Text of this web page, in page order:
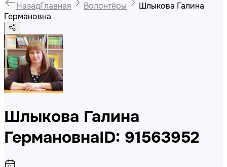
НазадГлавная Волонтёры
Шлыкова Галина
Германовна
Шлыкова Галина
ГермановнаID: 91563952